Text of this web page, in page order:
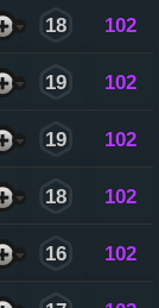
18 102
19 102
19 102
18 102
16 102